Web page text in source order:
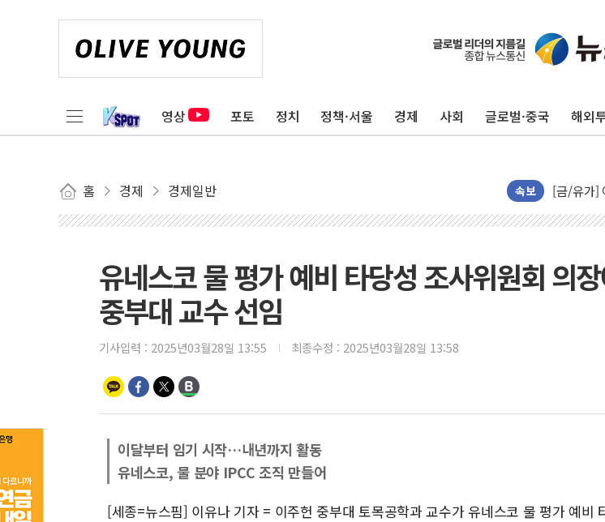
영상 포토 정치 정책·서울 경제 사회 글로벌·중국 해외
홈 경제 경제일반 속보
트럼프, '
트럼프 "
세금 부
현대리바
뉴욕증시
이란, 오
李대통령
[오늘의
리투아
구광모,
청와대,
유네스코 물 평가 예비 타당성 조사위원회 의
중부대 교수 선임
기사입력 : 2025년03월28일 13:55 최종수정 : 2025년03월28일 13:58
이달부터 임기 시작…내년까지 활동
유네스코, 물 분야 IPCC 조직 만들어
[세종=뉴스핌] 이유나 기자 = 이주헌 중부대 토목공학과 교수가 유네스코 물 평가 예비